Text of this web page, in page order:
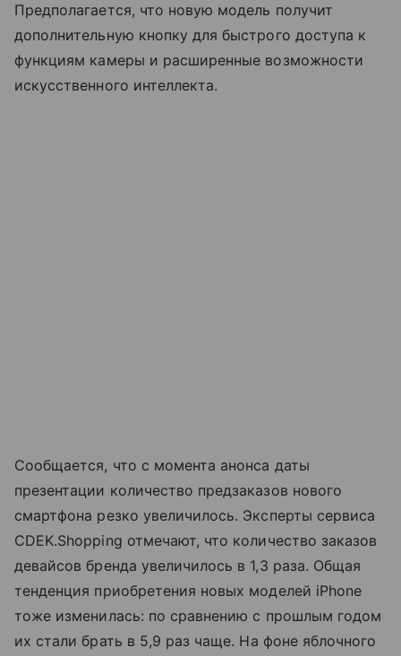
Предполагается, что новую модель получит
дополнительную кнопку для быстрого доступа к
функциям камеры и расширенные возможности
искусственного интеллекта.
Сообщается, что с момента анонса даты
презентации количество предзаказов нового
смартфона резко увеличилось. Эксперты сервиса
CDEK.Shopping отмечают, что количество заказов
девайсов бренда увеличилось в 1,3 раза. Общая
тенденция приобретения новых моделей iPhone
тоже изменилась: по сравнению с прошлым годом
их стали брать в 5,9 раз чаще. На фоне яблочного